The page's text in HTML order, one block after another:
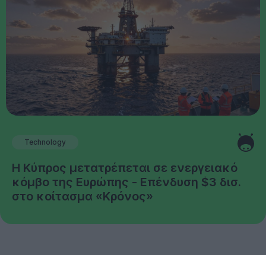
Technology
Η Κύπρος μετατρέπεται σε ενεργειακό
κόμβο της Ευρώπης - Επένδυση $3 δισ.
στο κοίτασμα «Κρόνος»